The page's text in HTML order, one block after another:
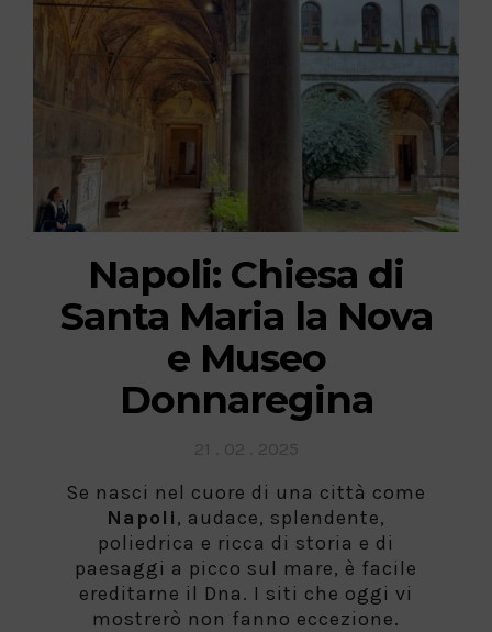
Napoli: Chiesa di
Santa Maria la Nova
e Museo
Donnaregina
Se nasci nel cuore di una città come
Napoli, audace, splendente,
poliedrica e ricca di storia e di
paesaggi a picco sul mare, è facile
ereditarne il Dna. I siti che oggi vi
mostrerò non fanno eccezione.